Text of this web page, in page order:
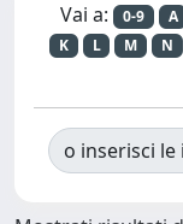
Vai a: 0-9 A
K
L M N
o inserisci le